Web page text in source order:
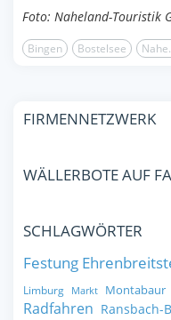
Foto: Naheland-Touristik
Bingen Bostelsee
FIRMENNETZWERK
WÄLLERBOTE AUF
SCHLAGWÖRTER
Festung
Limburg Markt Montabaur
Radfahren Ransbach-